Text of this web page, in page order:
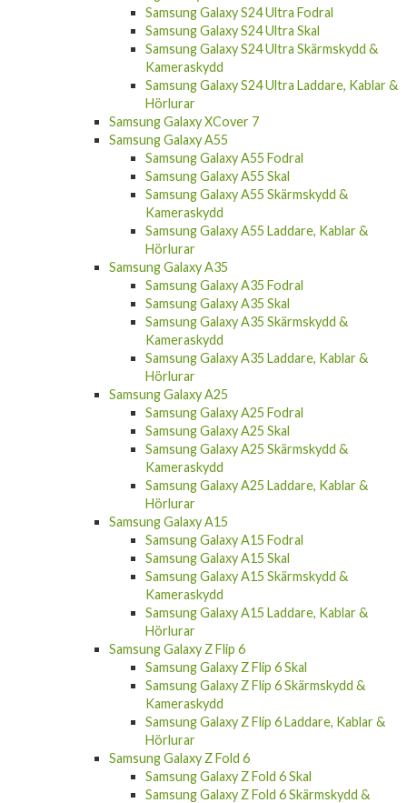
Samsung Galaxy S24 Ultra Fodral
Samsung Galaxy S24 Ultra Skal
Samsung Galaxy S24 Ultra Skärmskydd &
Kameraskydd
Samsung Galaxy S24 Ultra Laddare, Kablar &
Hörlurar
Samsung Galaxy XCover 7
Samsung Galaxy A55
Samsung Galaxy A55 Fodral
Samsung Galaxy A55 Skal
Samsung Galaxy A55 Skärmskydd &
Kameraskydd
Samsung Galaxy A55 Laddare, Kablar &
Hörlurar
Samsung Galaxy A35
Samsung Galaxy A35 Fodral
Samsung Galaxy A35 Skal
Samsung Galaxy A35 Skärmskydd &
Kameraskydd
Samsung Galaxy A35 Laddare, Kablar &
Hörlurar
Samsung Galaxy A25
Samsung Galaxy A25 Fodral
Samsung Galaxy A25 Skal
Samsung Galaxy A25 Skärmskydd &
Kameraskydd
Samsung Galaxy A25 Laddare, Kablar &
Hörlurar
Samsung Galaxy A15
Samsung Galaxy A15 Fodral
Samsung Galaxy A15 Skal
Samsung Galaxy A15 Skärmskydd &
Kameraskydd
Samsung Galaxy A15 Laddare, Kablar &
Hörlurar
Samsung Galaxy Z Flip 6
Samsung Galaxy Z Flip 6 Skal
Samsung Galaxy Z Flip 6 Skärmskydd &
Kameraskydd
Samsung Galaxy Z Flip 6 Laddare, Kablar &
Hörlurar
Samsung Galaxy Z Fold 6
Samsung Galaxy Z Fold 6 Skal
Samsung Galaxy Z Fold 6 Skärmskydd &